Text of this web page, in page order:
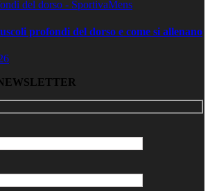
profondi del dorso e come si allenano